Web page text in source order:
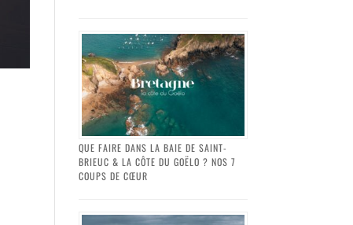
QUE FAIRE DANS LA BAIE DE SAINT-
BRIEUC & LA CÔTE DU GOËLO ? NOS 7
COUPS DE CŒUR